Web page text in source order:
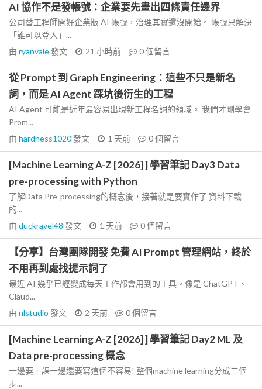
AI 協作不是發帳號：企業要先畫出四條責任邊界
公司替工程師開好企業版 AI 帳號，治理其實還沒開始。 帳號只解決
「誰可以登入」...
由 ryanvale發文 21 小時前 0個留言
從 Prompt 到 Graph Engineering：這些不只是新名
詞，而是 AI Agent 踩坑後衍生的工程
AI Agent 可能是近年最容易出現新工程名詞的領域。 我們才剛學會
Prom...
由 hardness1020發文 1 天前 0個留言
[Machine Learning A-Z [2026] ] 學習筆記 Day3 Data
pre-processing with Python
了解Data Pre-processing的概念後，接著就是要實作了 資料下載
的...
由 duckravel48 發文 1 天前 0個留言
【分享】台灣團隊開發 免費 AI Prompt 管理網站，終於
不用再到處找提示詞了
最近 AI 幾乎已經變成每天工作都會用到的工具。像是 ChatGPT、
Claud...
由 nlstudio 發文 2 天前 0個留言
[Machine Learning A-Z [2026] ] 學習筆記 Day2 ML 及
Data pre-processing 概念
一邊要上課一邊還要寫這個不容易! 整個machine learning分成三個
步...